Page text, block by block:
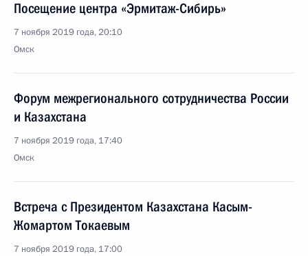
Посещение центра «Эрмитаж-Сибирь»
7 ноября 2019 года, 20:10
Омск
Форум межрегионального сотрудничества России
и Казахстана
7 ноября 2019 года, 17:40
Омск
Встреча с Президентом Казахстана Касым-
Жомартом Токаевым
7 ноября 2019 года, 17:00